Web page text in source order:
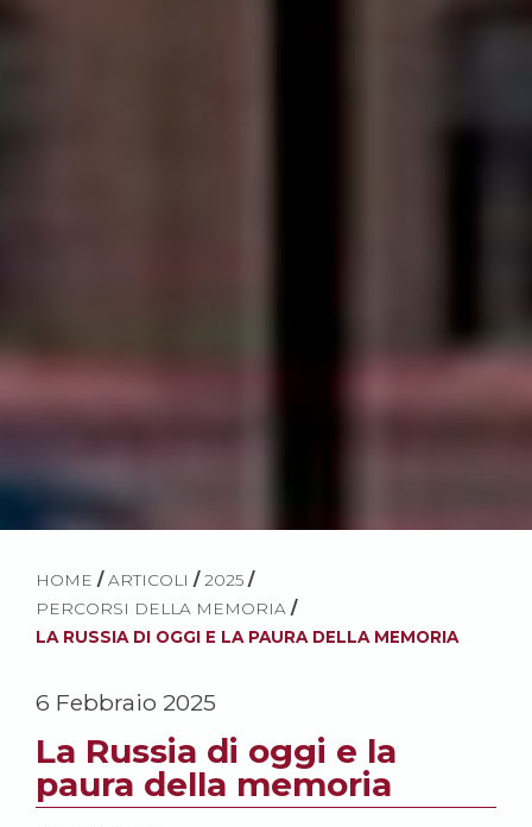
HOME / ARTICOLI / 2025 /
PERCORSI DELLA MEMORIA /
LA RUSSIA DI OGGI E LA PAURA DELLA MEMORIA
6 Febbraio 2025
La Russia di oggi e la
paura della memoria